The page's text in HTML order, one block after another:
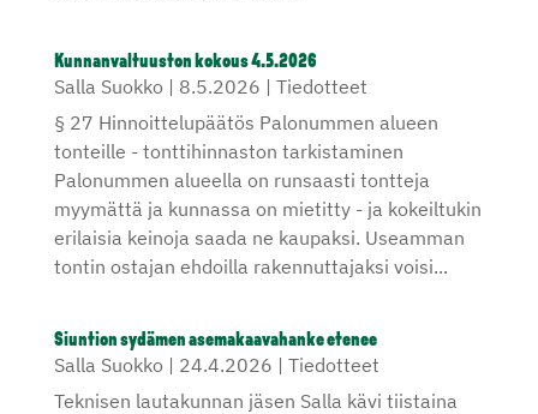
Kunnanvaltuuston kokous 4.5.2026
Salla Suokko| 8.5.2026 | Tiedotteet
§ 27 Hinnoittelupäätös Palonummen alueen
tonteille - tonttihinnaston tarkistaminen
Palonummen alueella on runsaasti tontteja
myymättä ja kunnassa on mietitty - ja kokeiltukin
erilaisia keinoja saada ne kaupaksi. Useamman
tontin ostajan ehdoilla rakennuttajaksi voisi...
Siuntion sydämen asemakaavahanke etenee
Salla Suokko| 24.4.2026 | Tiedotteet
Teknisen lautakunnan jäsen Salla kävi tiistaina